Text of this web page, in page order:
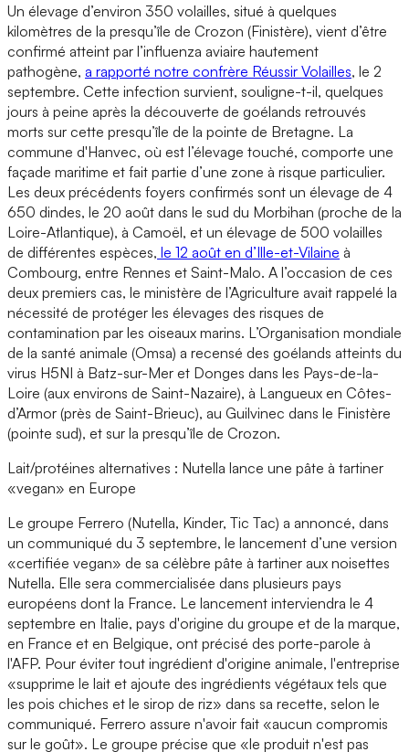
Un élevage d’environ 350 volailles, situé à quelques
kilomètres de la presqu’île de Crozon (Finistère), vient d’être
confirmé atteint par l’influenza aviaire hautement
pathogène, a rapporté notre confrère Réussir Volailles, le 2
septembre. Cette infection survient, souligne-t-il, quelques
jours à peine après la découverte de goélands retrouvés
morts sur cette presqu’île de la pointe de Bretagne. La
commune d'Hanvec, où est l’élevage touché, comporte une
façade maritime et fait partie d’une zone à risque particulier.
Les deux précédents foyers confirmés sont un élevage de 4
650 dindes, le 20 août dans le sud du Morbihan (proche de la
Loire-Atlantique), à Camoël, et un élevage de 500 volailles
de différentes espèces, le 12 août en d’Ille-et-Vilaine à
Combourg, entre Rennes et Saint-Malo. A l’occasion de ces
deux premiers cas, le ministère de l’Agriculture avait rappelé la
nécessité de protéger les élevages des risques de
contamination par les oiseaux marins. L’Organisation mondiale
de la santé animale (Omsa) a recensé des goélands atteints du
virus H5NI à Batz-sur-Mer et Donges dans les Pays-de-la-
Loire (aux environs de Saint-Nazaire), à Langueux en Côtes-
d’Armor (près de Saint-Brieuc), au Guilvinec dans le Finistère
(pointe sud), et sur la presqu’île de Crozon.
Lait/protéines alternatives : Nutella lance une pâte à tartiner
«vegan» en Europe
Le groupe Ferrero (Nutella, Kinder, Tic Tac) a annoncé, dans
un communiqué du 3 septembre, le lancement d’une version
«certifiée vegan» de sa célèbre pâte à tartiner aux noisettes
Nutella. Elle sera commercialisée dans plusieurs pays
européens dont la France. Le lancement interviendra le 4
septembre en Italie, pays d'origine du groupe et de la marque,
en France et en Belgique, ont précisé des porte-parole à
l'AFP. Pour éviter tout ingrédient d'origine animale, l'entreprise
«supprime le lait et ajoute des ingrédients végétaux tels que
les pois chiches et le sirop de riz» dans sa recette, selon le
communiqué. Ferrero assure n'avoir fait «aucun compromis
sur le goût». Le groupe précise que «le produit n'est pas